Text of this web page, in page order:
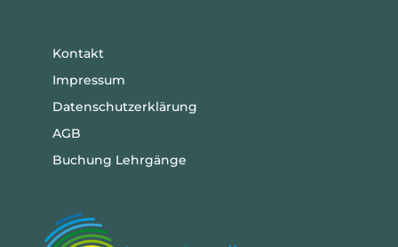
Kontakt
Impressum
Datenschutzerklärung
AGB
Buchung Lehrgänge